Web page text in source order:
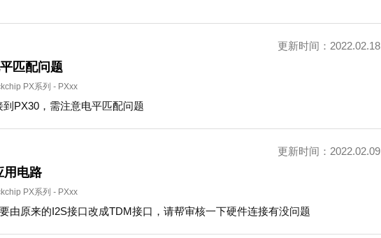
更新时间：2022.02.18
匹配问题
PX系列 - PXxx
PX30，需注意电平匹配问题
更新时间：2022.02.09
用电路
PX系列 - PXxx
由原来的I2S接口改成TDM接口，请帮审核一下硬件连接有没问题